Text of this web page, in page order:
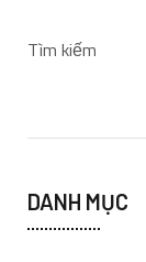
Tìm kiếm
DANH MỤC